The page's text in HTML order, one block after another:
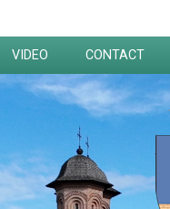
VIDEO CONTACT